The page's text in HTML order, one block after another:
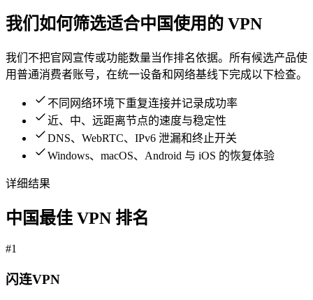
我们如何筛选适合中国使用的 VPN
我们不把官网宣传或功能数量当作排名依据。所有候选产品使
用普通消费者账号，在统一设备和网络基线下完成以下检查。
不同网络环境下重复连接并记录成功率
近、中、远距离节点的速度与稳定性
DNS、WebRTC、IPv6 泄漏和终止开关
Windows、macOS、Android 与 iOS 的恢复体验
详细结果
中国最佳 VPN 排名
#1
闪连VPN